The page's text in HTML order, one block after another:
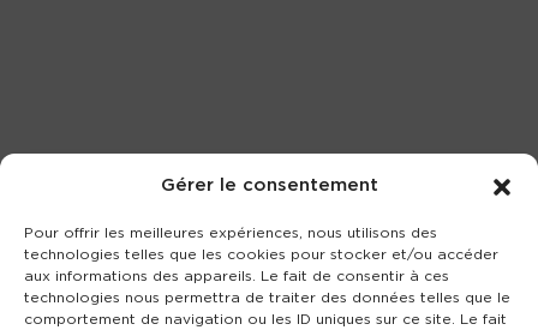
Gérer le consentement
Pour offrir les meilleures expériences, nous utilisons des
technologies telles que les cookies pour stocker et/ou accéder
aux informations des appareils. Le fait de consentir à ces
technologies nous permettra de traiter des données telles que le
comportement de navigation ou les ID uniques sur ce site. Le fait